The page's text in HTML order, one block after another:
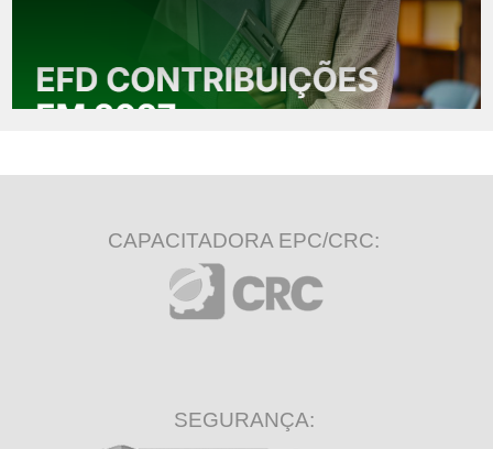
CAPACITADORA EPC/CRC:
SEGURANÇA: